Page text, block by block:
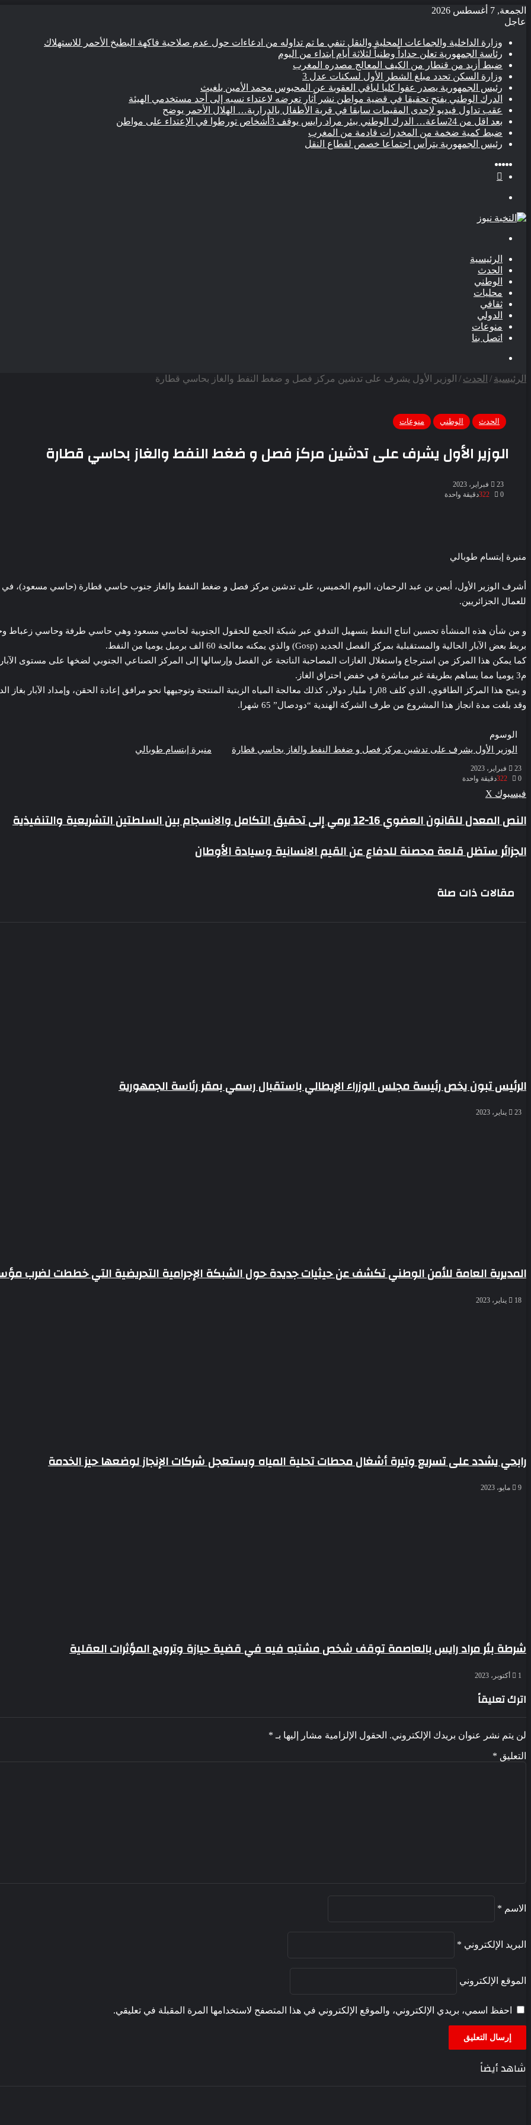
الجمعة, 7 أغسطس 2026
عاجل
وزارة الداخلية والجماعات المحلية والنقل تنفي ما تم تداوله من ادعاءات حول عدم صلاحية فاكهة البطيخ الأحمر للاستهلاك
رئاسة الجمهورية تعلن حداداً وطنياً لثلاثة أيام ابتداء من اليوم
ضبط أزيد من قنطار من الكيف المعالج مصدره المغرب
وزارة السكن تحدد مبلغ الشطر الأول لسكنات عدل 3
رئيس الجمهورية يصدر عفوا كليا لباقي العقوبة عن المحبوس محمد الأمين بلغيث
الدرك الوطني يفتح تحقيقا في قضية مواطن نشر آثار تعرضه لاعتداء نسبه إلى أحد مستخدمي الهيئة
عقب تداول فيديو لإحدى المقيمات سابقا في قرية الأطفال بالدرارية… الهلال الأحمر يوضح
بعد اقل من 24ساعة… الدرك الوطني ببئر مراد رايس يوقف 3أشخاص تورطوا في الإعتداء على مواطن
ضبط كمية ضخمة من المخدرات قادمة من المغرب
رئيس الجمهورية يترأس اجتماعا خصص لقطاع النقل
فيسبوك
‫X
‫YouTube
الرئيسية
الحدث
الوطني
محليات
ثقافي
الدولي
منوعات
اتصل بنا
الرئيسية / الحدث / الوزير الأول يشرف على تدشين مركز فصل و ضغط النفط والغاز بحاسي قطارة
الحدث الوطني منوعات
الوزير الأول يشرف على تدشين مركز فصل و ضغط النفط والغاز بحاسي قطارة
23 فبراير، 2023
0
322دقيقة واحدة
منيرة إبتسام طوبالي
أشرف الوزير الأول، أيمن بن عبد الرحمان، اليوم الخميس، على تدشين مركز فصل و ضغط النفط والغاز جنوب حاسي قطارة (حاسي مسعود)، في
للعمال الجزائريين.
بربط بعض الآبار الحالية والمستقبلية بمركز الفصل الجديد (Gosp) والذي يمكنه معالجة 60 الف برميل يوميا من النفط.
م3 يوميا مما يساهم بطريقة غير مباشرة في خفض احتراق الغاز.
و يتيح هذا المركز الطاقوي، الذي كلف 08ر1 مليار دولار، كذلك معالجة المياه الزيتية المنتجة وتوجيهها نحو مرافق إعادة الحقن، وإمداد الآبار بغاز الدفع ومياه إزالة الأملاح وفق البطاقة الفنية للمشروع.
وقد بلغت مدة انجاز هذا المشروع من طرف الشركة الهندية “دودصال” 65 شهرا.
الوسوم
الوزير الأول يشرف على تدشين مركز فصل و ضغط النفط والغاز بحاسي قطارة
منيرة إبتسام طوبالي
23 فبراير، 2023
0
322دقيقة واحدة
فيسبوك ‫X
النص
المعدل
العضوي
16-
النص المعدل للقانون العضوي 16-12 يرمي إلى تحقيق التكامل والانسجام بين السلطتين التشريعية والتنفيذية
الجزائر
ستظل
للدفاع
الجزائر ستظل قلعة محصنة للدفاع عن القيم الانسانية وسيادة الأوطان
مقالات ذات صلة
الرئيس تبون يخص رئيسة مجلس الوزراء الإيطالي باستقبال رسمي بمقر رئاسة الجمهورية
23 يناير، 2023
المديرية العامة للأمن الوطني تكشف عن حيثيات جديدة حول الشبكة الإجرامية التحريضية التي خططت لضرب
18 يناير، 2023
رابحي يشدد على تسريع وتيرة أشغال محطات تحلية المياه ويستعجل شركات الإنجاز لوضعها حيز الخدمة
9 مايو، 2023
شرطة بئر مراد رايس بالعاصمة توقف شخص مشتبه فيه في قضية حيازة وترويج المؤثرات العقلية
1 أكتوبر، 2023
اترك تعليقاً
لن يتم نشر عنوان بريدك الإلكتروني. الحقول الإلزامية مشار إليها بـ *
التعليق *
الاسم *
البريد الإلكتروني *
الموقع الإلكتروني
احفظ اسمي، بريدي الإلكتروني، والموقع الإلكتروني في هذا المتصفح لاستخدامها المرة المقبلة في تعليقي.
شاهد أيضاً